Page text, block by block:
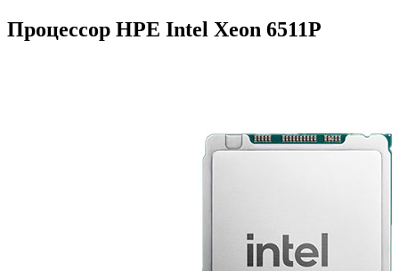
Процессор HPE Intel Xeon 6511P